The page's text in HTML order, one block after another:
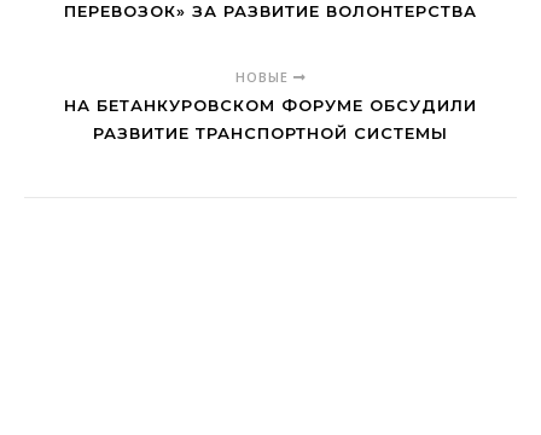
ПЕРЕВОЗОК» ЗА РАЗВИТИЕ ВОЛОНТЕРСТВА
НОВЫЕ
НА БЕТАНКУРОВСКОМ ФОРУМЕ ОБСУДИЛИ
РАЗВИТИЕ ТРАНСПОРТНОЙ СИСТЕМЫ